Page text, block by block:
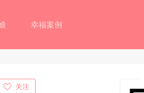
幸福案例
关注